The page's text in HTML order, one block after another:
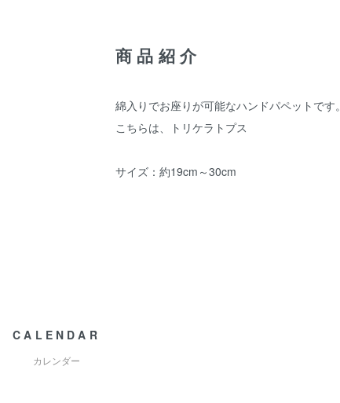
商品紹介
綿入りでお座りが可能なハンドパペットです。
こちらは、トリケラトプス
サイズ：約19cm～30cm
CALENDAR
カレンダー